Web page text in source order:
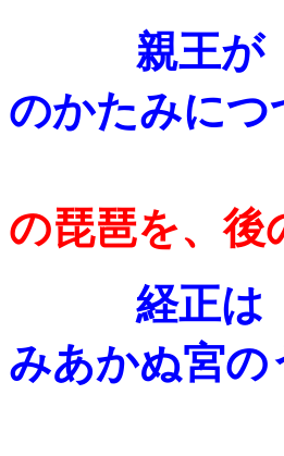
親王が「
のかたみに
の琵琶を、後
経正は「
みあかぬ宮の